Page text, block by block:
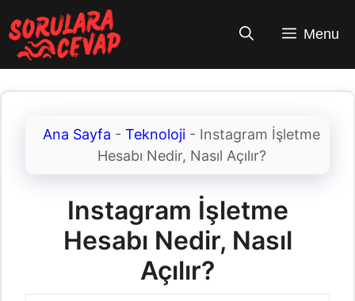
atla
Menu
Ana Sayfa - Teknoloji - Instagram İşletme
Hesabı Nedir, Nasıl Açılır?
Instagram İşletme
Hesabı Nedir, Nasıl
Açılır?